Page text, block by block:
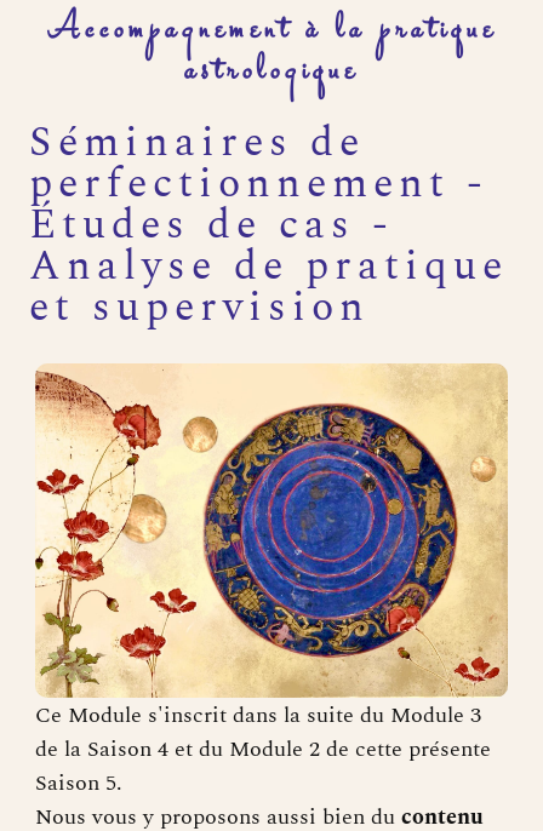
Accompagnement à la pratique
astrologique
Séminaires de
perfectionnement -
Études de cas -
Analyse de pratique
et supervision
Ce Module s'inscrit dans la suite du Module 3
de la Saison 4 et du Module 2 de cette présente
Saison 5.
Nous vous y proposons aussi bien ducontenu